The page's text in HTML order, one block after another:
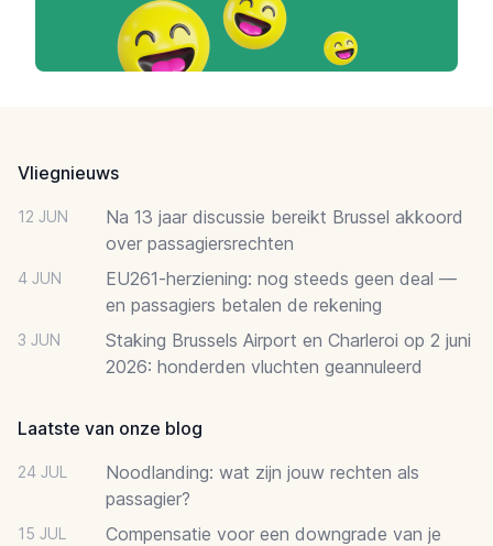
Vliegnieuws
12 JUN
Na 13 jaar discussie bereikt Brussel akkoord
over passagiersrechten
4 JUN
EU261-herziening: nog steeds geen deal —
en passagiers betalen de rekening
3 JUN
Staking Brussels Airport en Charleroi op 2 juni
2026: honderden vluchten geannuleerd
Laatste van onze blog
24 JUL
Noodlanding: wat zijn jouw rechten als
passagier?
15 JUL
Compensatie voor een downgrade van je